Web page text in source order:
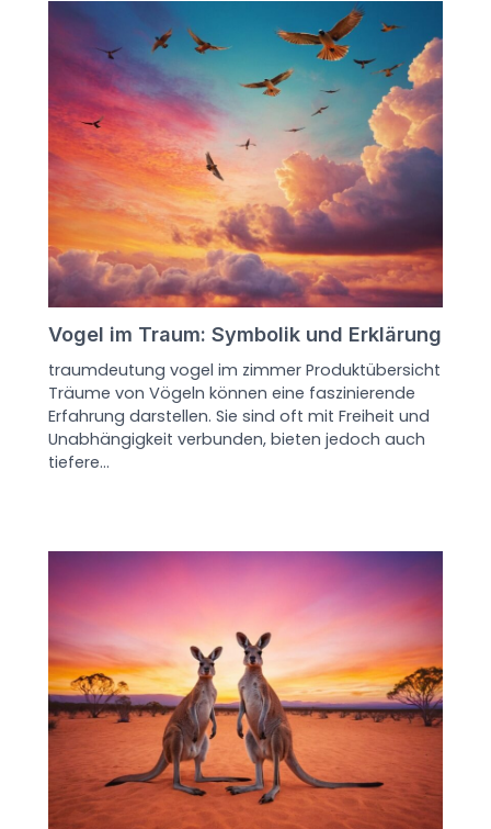
Vogel im Traum: Symbolik und Erklärung
traumdeutung vogel im zimmer Produktübersicht
Träume von Vögeln können eine faszinierende
Erfahrung darstellen. Sie sind oft mit Freiheit und
Unabhängigkeit verbunden, bieten jedoch auch
tiefere…